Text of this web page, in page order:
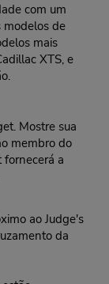
com um
modelos de
mais
XTS, e
Mostre sua
membro do
fornecerá a
ao Judge's
da